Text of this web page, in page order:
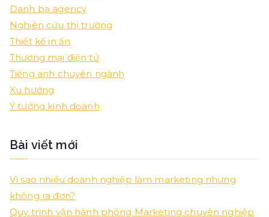
Danh bạ agency
Nghiên cứu thị trường
Thiết kế in ấn
Thương mại điện tử
Tiếng anh chuyên ngành
Xu hướng
Ý tưởng kinh doanh
Bài viết mới
Vì sao nhiều doanh nghiệp làm marketing nhưng
không ra đơn?
Quy trình vận hành phòng Marketing chuyên nghiệp